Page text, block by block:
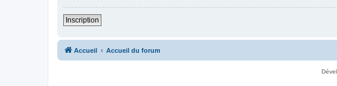
Inscription
Accueil Accueil du forum